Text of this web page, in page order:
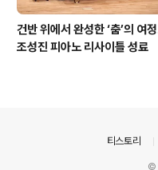
건반 위에서 완성한 ‘춤’의 여
조성진 피아노 리사이틀 성료
티스토리
©